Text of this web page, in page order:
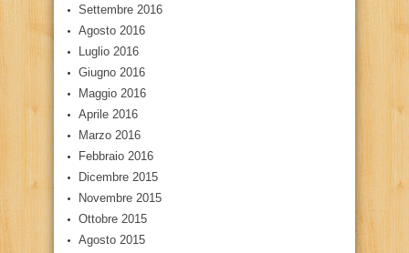
Settembre 2016
Agosto 2016
Luglio 2016
Giugno 2016
Maggio 2016
Aprile 2016
Marzo 2016
Febbraio 2016
Dicembre 2015
Novembre 2015
Ottobre 2015
Agosto 2015